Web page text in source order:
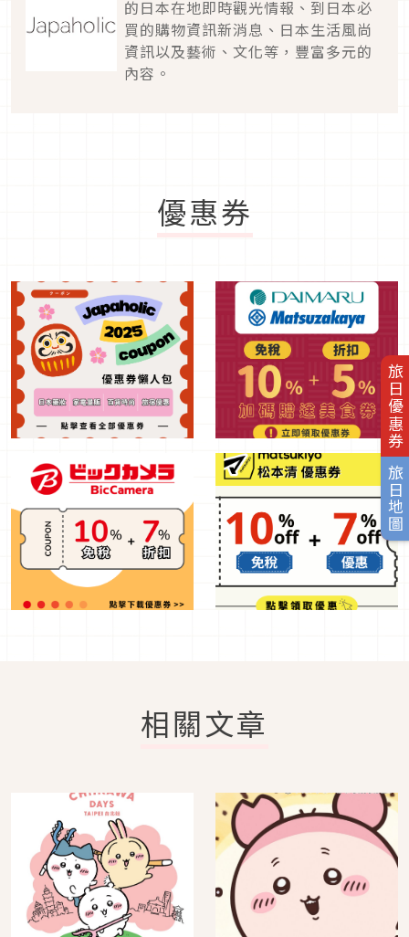
旅日優惠券
旅日地圖
的日本在地即時觀光情報、到日本必
買的購物資訊新消息、日本生活風尚
資訊以及藝術、文化等，豐富多元的
內容。
優惠券
相關文章